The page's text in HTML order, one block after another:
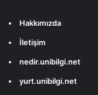
Hakkımızda
İletişim
nedir.unibilgi.net
yurt.unibilgi.net